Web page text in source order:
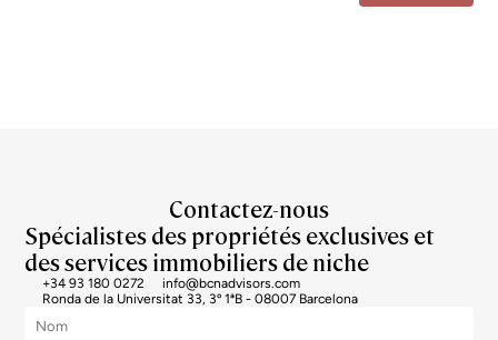
Contactez-nous
Spécialistes des propriétés exclusives et
des services immobiliers de niche
+34 93 180 0272
info@bcnadvisors.com
Ronda de la Universitat 33, 3º 1ªB - 08007 Barcelona